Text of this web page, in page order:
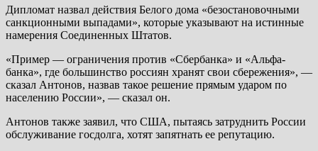
Дипломат назвал действия Белого дома «безостановочными
санкционными выпадами», которые указывают на истинные
намерения Соединенных Штатов.
«Пример — ограничения против «Сбербанка» и «Альфа-
банка», где большинство россиян хранят свои сбережения», —
сказал Антонов, назвав такое решение прямым ударом по
населению России», — сказал он.
Антонов также заявил, что США, пытаясь затруднить России
обслуживание госдолга, хотят запятнать ее репутацию.